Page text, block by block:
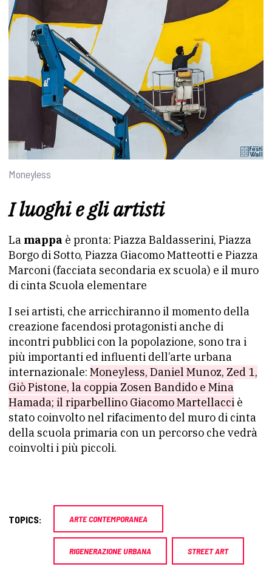
Moneyless
I luoghi e gli artisti
La mappa è pronta: Piazza Baldasserini, Piazza
Borgo di Sotto, Piazza Giacomo Matteotti e Piazza
Marconi (facciata secondaria ex scuola) e il muro
di cinta Scuola elementare
I sei artisti, che arricchiranno il momento della
creazione facendosi protagonisti anche di
incontri pubblici con la popolazione, sono tra i
più importanti ed influenti dell’arte urbana
internazionale: Moneyless, Daniel Munoz, Zed 1,
Giò Pistone, la coppia Zosen Bandido e Mina
Hamada; il riparbellino Giacomo Martellacci è
stato coinvolto nel rifacimento del muro di cinta
della scuola primaria con un percorso che vedrà
coinvolti i più piccoli.
TOPICS: ARTE CONTEMPORANEA
RIGENERAZIONE URBANA STREET ART